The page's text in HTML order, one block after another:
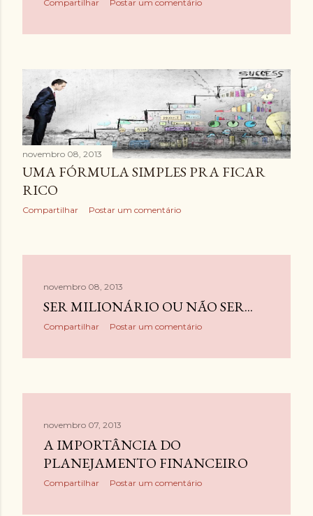
Compartilhar Postar um comentário
novembro 08, 2013
UMA FÓRMULA SIMPLES PRA FICAR
RICO
Compartilhar Postar um comentário
novembro 08, 2013
SER MILIONÁRIO OU NÃO SER...
Compartilhar Postar um comentário
novembro 07, 2013
A IMPORTÂNCIA DO
PLANEJAMENTO FINANCEIRO
Compartilhar Postar um comentário